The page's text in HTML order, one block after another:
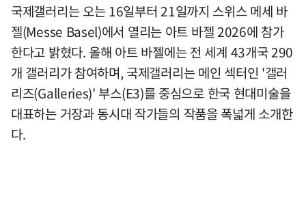
국제갤러리는 오는 16일부터 21일까지 스위스 메세 바
젤(Messe Basel)에서 열리는 아트 바젤 2026에 참가
한다고 밝혔다. 올해 아트 바젤에는 전 세계 43개국 290
개 갤러리가 참여하며, 국제갤러리는 메인 섹터인 '갤러
리즈(Galleries)' 부스(E3)를 중심으로 한국 현대미술을
대표하는 거장과 동시대 작가들의 작품을 폭넓게 소개한
다.